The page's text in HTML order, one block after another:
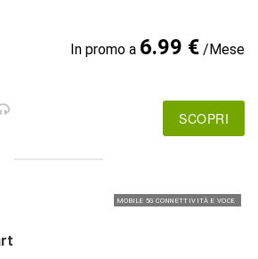
In promo a 6.99 €/Mese
SCOPRI
MOBILE 5G CONNETTIVITÀ E VOCE